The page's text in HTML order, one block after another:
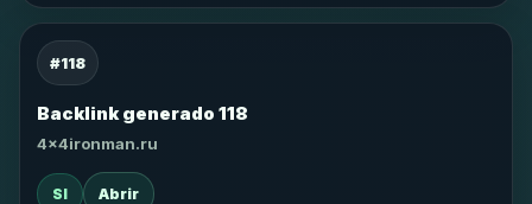
#118
Backlink generado 118
4x4ironman.ru
SI Abrir